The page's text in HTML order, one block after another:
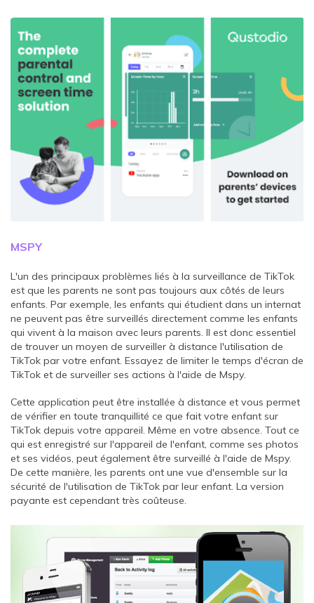
MSPY
L'un des principaux problèmes liés à la surveillance de TikTok
est que les parents ne sont pas toujours aux côtés de leurs
enfants. Par exemple, les enfants qui étudient dans un internat
ne peuvent pas être surveillés directement comme les enfants
qui vivent à la maison avec leurs parents. Il est donc essentiel
de trouver un moyen de surveiller à distance l'utilisation de
TikTok par votre enfant. Essayez de limiter le temps d'écran de
TikTok et de surveiller ses actions à l'aide de Mspy.
Cette application peut être installée à distance et vous permet
de vérifier en toute tranquillité ce que fait votre enfant sur
TikTok depuis votre appareil. Même en votre absence. Tout ce
qui est enregistré sur l'appareil de l'enfant, comme ses photos
et ses vidéos, peut également être surveillé à l'aide de Mspy.
De cette manière, les parents ont une vue d'ensemble sur la
sécurité de l'utilisation de TikTok par leur enfant. La version
payante est cependant très coûteuse.